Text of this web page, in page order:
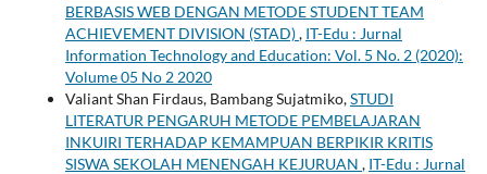
BERBASIS WEB DENGAN METODE STUDENT TEAM
ACHIEVEMENT DIVISION (STAD), IT-Edu : Jurnal
Information Technology and Education: Vol. 5 No. 2 (2020):
Volume 05 No 2 2020
Valiant Shan Firdaus, Bambang Sujatmiko,STUDI
LITERATUR PENGARUH METODE PEMBELAJARAN
INKUIRI TERHADAP KEMAMPUAN BERPIKIR KRITIS
SISWA SEKOLAH MENENGAH KEJURUAN , IT-Edu : Jurnal